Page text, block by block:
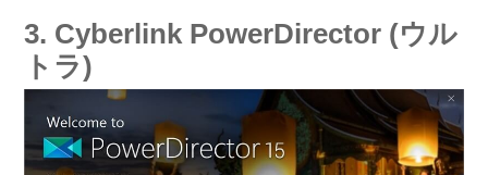
3. Cyber​​link PowerDirector (ウル
トラ)